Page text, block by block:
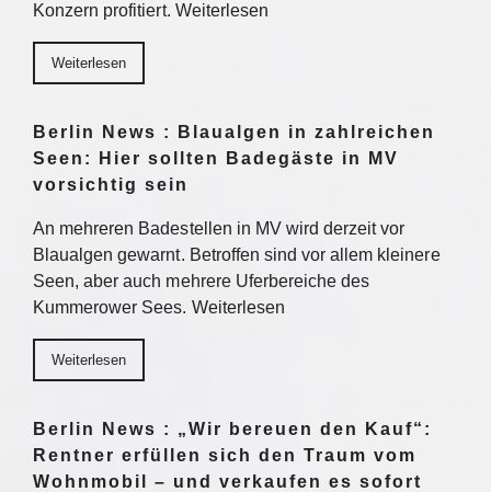
Konzern profitiert. Weiterlesen
Weiterlesen
Berlin News : Blaualgen in zahlreichen
Seen: Hier sollten Badegäste in MV
vorsichtig sein
An mehreren Badestellen in MV wird derzeit vor
Blaualgen gewarnt. Betroffen sind vor allem kleinere
Seen, aber auch mehrere Uferbereiche des
Kummerower Sees. Weiterlesen
Weiterlesen
Berlin News : „Wir bereuen den Kauf“:
Rentner erfüllen sich den Traum vom
Wohnmobil – und verkaufen es sofort